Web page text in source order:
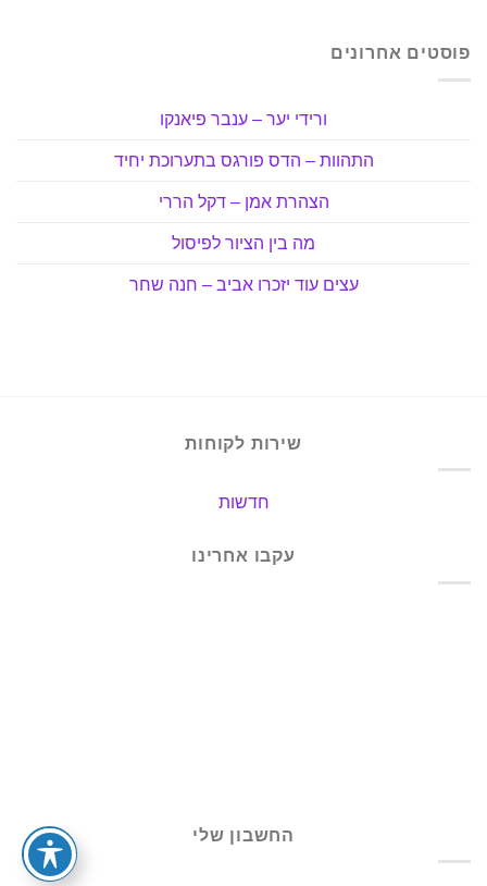
פוסטים אחרונים
ורידי יער – ענבר פיאנקו
התהוות – הדס פורגס בתערוכת יחיד
הצהרת אמן – דקל הררי
מה בין הציור לפיסול
עצים עוד יזכרו אביב – חנה שחר
שירות לקוחות
חדשות
עקבו אחרינו
החשבון שלי